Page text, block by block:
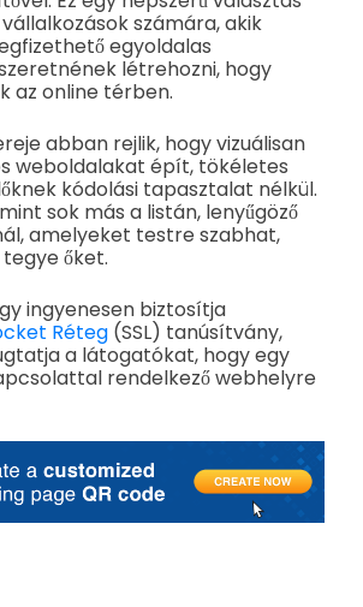
számára, akik
egyoldalas
létrehozni, hogy
az online térben.
abban rejlik, hogy vizuálisan
weboldalakat épít, tökéletes
kódolási tapasztalat nélkül.
sok más a listán, lenyűgöző
amelyeket testre szabhat,
őket.
ingyenesen biztosítja
Réteg (SSL) tanúsítvány,
a látogatókat, hogy egy
rendelkező webhelyre